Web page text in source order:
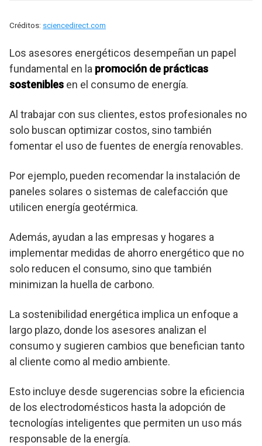
Créditos: sciencedirect.com
Los asesores energéticos desempeñan un papel
fundamental en la promoción de prácticas
sostenibles en el consumo de energía.
Al trabajar con sus clientes, estos profesionales no
solo buscan optimizar costos, sino también
fomentar el uso de fuentes de energía renovables.
Por ejemplo, pueden recomendar la instalación de
paneles solares o sistemas de calefacción que
utilicen energía geotérmica.
Además, ayudan a las empresas y hogares a
implementar medidas de ahorro energético que no
solo reducen el consumo, sino que también
minimizan la huella de carbono.
La sostenibilidad energética implica un enfoque a
largo plazo, donde los asesores analizan el
consumo y sugieren cambios que benefician tanto
al cliente como al medio ambiente.
Esto incluye desde sugerencias sobre la eficiencia
de los electrodomésticos hasta la adopción de
tecnologías inteligentes que permiten un uso más
responsable de la energía.